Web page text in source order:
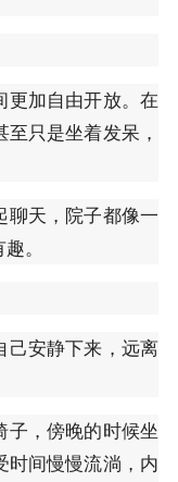
更加自由开放。在
只是坐着发呆，
聊天，院子都像一
。
己安静下来，远离
子，傍晚的时候坐
时间慢慢流淌，内